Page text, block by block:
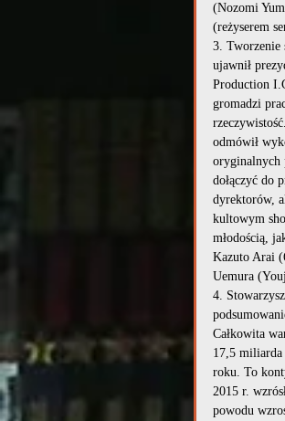
(Nozomi
(reżyserem
3. Tworzenie
ujawnił
Production
gromadzi
odmówił
oryginalnych
dołączyć do
dyrektorów,
kultowym
młodością,
Kazuto Arai
Uemura
4.
Całkowita
17,5
roku. To
2015 r.
powodu